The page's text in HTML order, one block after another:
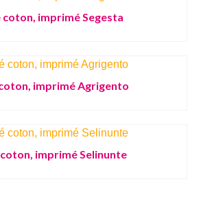
coton, imprimé Segesta
imprimé Agrigento
imprimé Selinunte